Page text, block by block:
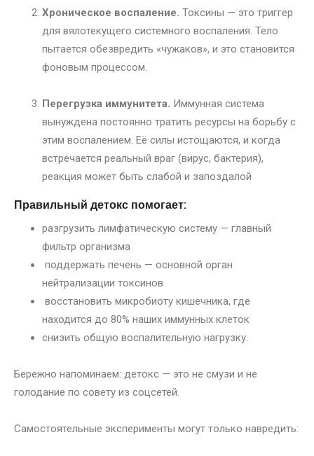
Хроническое воспаление. Токсины — это триггер
для вялотекущего системного воспаления. Тело
пытается обезвредить «чужаков», и это становится
фоновым процессом.
Перегрузка иммунитета. Иммунная система
вынуждена постоянно тратить ресурсы на борьбу с
этим воспалением. Её силы истощаются, и когда
встречается реальный враг (вирус, бактерия),
реакция может быть слабой и запоздалой
Правильный детокс помогает:
разгрузить лимфатическую систему — главный
фильтр организма
поддержать печень — основной орган
нейтрализации токсинов
восстановить микробиоту кишечника, где
находится до 80% наших иммунных клеток
снизить общую воспалительную нагрузку.
Бережно напоминаем: детокс — это не смузи и не
голодание по совету из соцсетей.
Самостоятельные эксперименты могут только навредить: